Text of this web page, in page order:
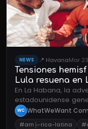
NEWS 📍 HavanaMar 23
Tensiones
Lula resuena en
En La Habana, la
estadounidense
pol├¡tica regional y
latinoamericanas.
WC WhatWeWant
#am├⌐rica-latina